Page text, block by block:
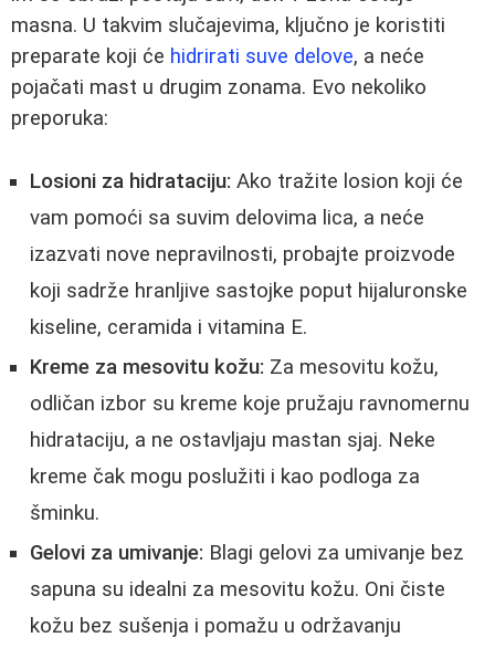
masna. U takvim slučajevima, ključno je koristiti
preparate koji će hidrirati suve delove, a neće
pojačati mast u drugim zonama. Evo nekoliko
preporuka:
Losioni za hidrataciju: Ako tražite losion koji će
vam pomoći sa suvim delovima lica, a neće
izazvati nove nepravilnosti, probajte proizvode
koji sadrže hranljive sastojke poput hijaluronske
kiseline, ceramida i vitamina E.
Kreme za mesovitu kožu: Za mesovitu kožu,
odličan izbor su kreme koje pružaju ravnomernu
hidrataciju, a ne ostavljaju mastan sjaj. Neke
kreme čak mogu poslužiti i kao podloga za
šminku.
Gelovi za umivanje: Blagi gelovi za umivanje bez
sapuna su idealni za mesovitu kožu. Oni čiste
kožu bez sušenja i pomažu u održavanju